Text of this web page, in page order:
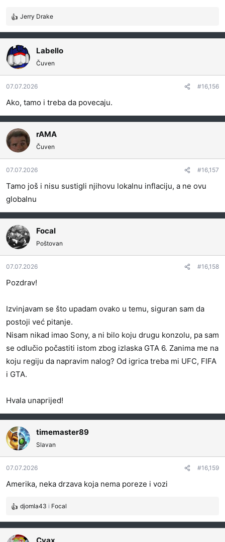
R
e
a
g
o
v
a
n
a
:
Jerry Drake
Labello
Čuven
07.07.2026 #16,156
Ako, tamo i treba da povecaju.
rAMA
Čuven
07.07.2026 #16,157
Tamo još i nisu sustigli njihovu lokalnu inflaciju, a ne ovu
globalnu
Focal
Poštovan
07.07.2026 #16,158
Pozdrav!
Izvinjavam se što upadam ovako u temu, siguran sam da
postoji već pitanje.
Nisam nikad imao Sony, a ni bilo koju drugu konzolu, pa sam
se odlučio počastiti istom zbog izlaska GTA 6. Zanima me na
koju regiju da napravim nalog? Od igrica treba mi UFC, FIFA
i GTA.
Hvala unaprijed!
timemaster89
Slavan
07.07.2026 #16,159
Amerika, neka drzava koja nema poreze i vozi
R
e
a
g
djomla43 i Focal